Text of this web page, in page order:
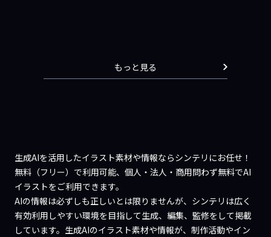
もっと見る
生成AIを活用したイラスト素材や情報ならシンテリにお任せ！
無料（フリー）で利用可能、個人・法人・商用問わず無料でAI
イラストをご利用できます。
AIの情報は必ずしも正しいとは限りませんが、シンテリは広く
有効利用しやすい環境を目指して生成、編集、監修をして掲載
しています。生成AIのイラスト素材や情報が、制作活動やイン